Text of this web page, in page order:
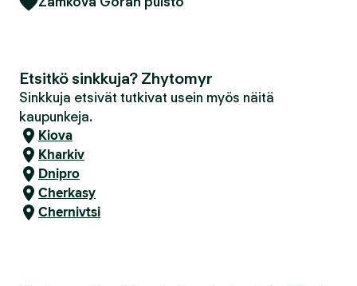
Etsitkö sinkkuja? Zhytomyr
Sinkkuja etsivät tutkivat usein myös näitä
kaupunkeja.
Kiova
Kharkiv
Dnipro
Cherkasy
Chernivtsi